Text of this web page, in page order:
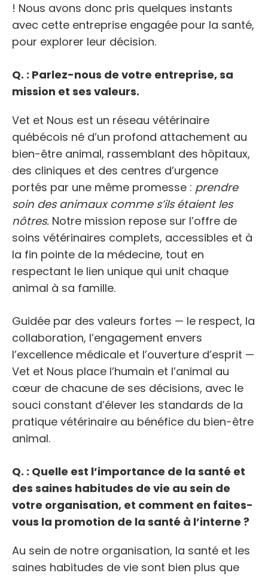
! Nous avons donc pris quelques instants
avec cette entreprise engagée pour la santé,
pour explorer leur décision.
Q. : Parlez-nous de votre entreprise, sa
mission et ses valeurs.
Vet et Nous est un réseau vétérinaire
québécois né d’un profond attachement au
bien-être animal, rassemblant des hôpitaux,
des cliniques et des centres d’urgence
portés par une même promesse : prendre
soin des animaux comme s’ils étaient les
nôtres. Notre mission repose sur l’offre de
soins vétérinaires complets, accessibles et à
la fin pointe de la médecine, tout en
respectant le lien unique qui unit chaque
animal à sa famille.
Guidée par des valeurs fortes — le respect, la
collaboration, l’engagement envers
l’excellence médicale et l’ouverture d’esprit —
Vet et Nous place l’humain et l’animal au
cœur de chacune de ses décisions, avec le
souci constant d’élever les standards de la
pratique vétérinaire au bénéfice du bien-être
animal.
Q. : Quelle est l’importance de la santé et
des saines habitudes de vie au sein de
votre organisation, et comment en faites-
vous la promotion de la santé à l’interne ?
Au sein de notre organisation, la santé et les
saines habitudes de vie sont bien plus que